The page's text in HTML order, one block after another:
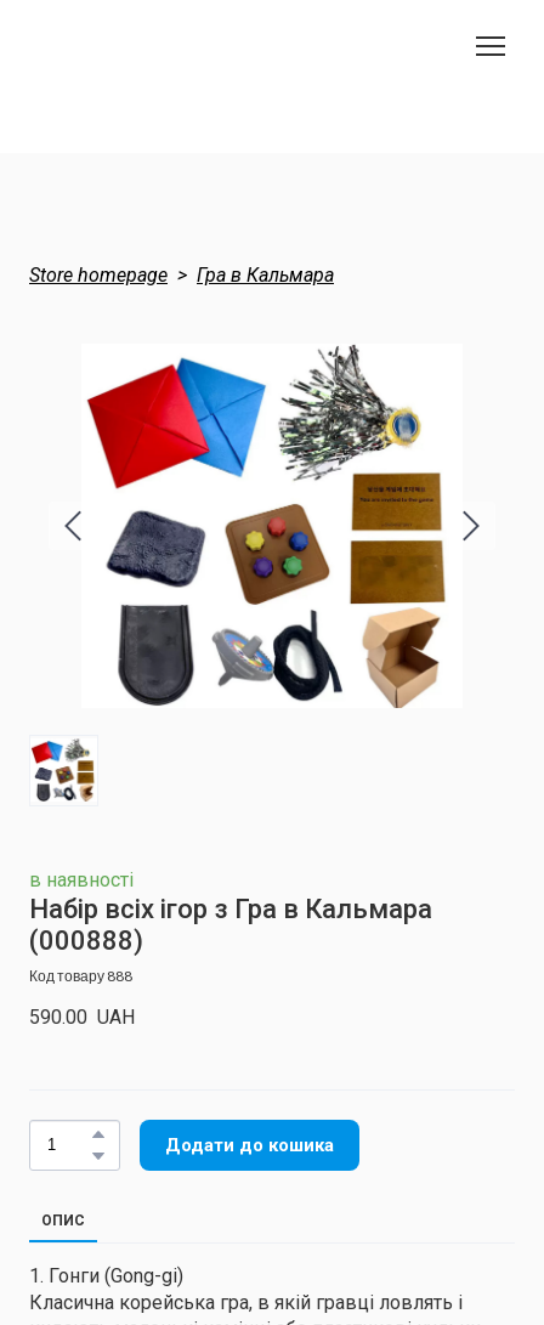
Store homepage Гра в Кальмара
в наявності
Набір всіх ігор з Гра в Кальмара
(000888)
Код товару 888
590.00  UAH
Додати до кошика
ОПИС
1. Гонги (Gong-gi)
Класична корейська гра, в якій гравці ловлять і